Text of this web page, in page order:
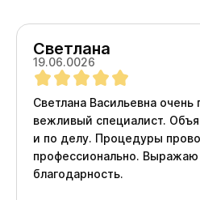
Светлана
19.06.0026
Светлана Васильевна очень
вежливый специалист.
и по делу. Процедуры
профессионально.
благодарность.